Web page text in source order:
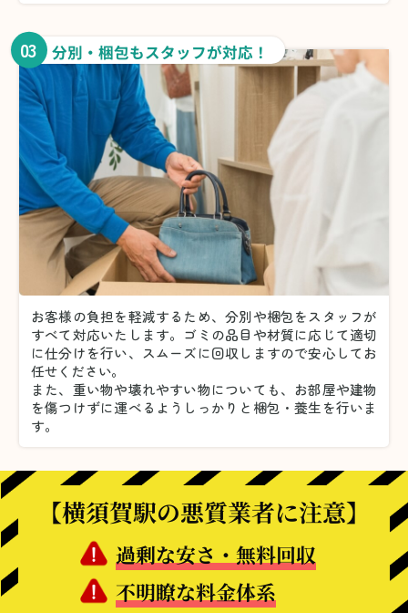
03 分別・梱包もスタッフが対応！
お客様の負担を軽減するため、分別や梱包をスタッフが
すべて対応いたします。 ゴミの品目や材質に応じて適切
に仕分けを行い、スムーズに回収しますので安心してお
任せください。
また、重い物や壊れやすい物についても、お部屋や建物
を傷つけずに運べるようしっかりと梱包・養生を行いま
す。
【横須賀駅の悪質業者に注意】
過剰な安さ・無料回収
不明瞭な料金体系